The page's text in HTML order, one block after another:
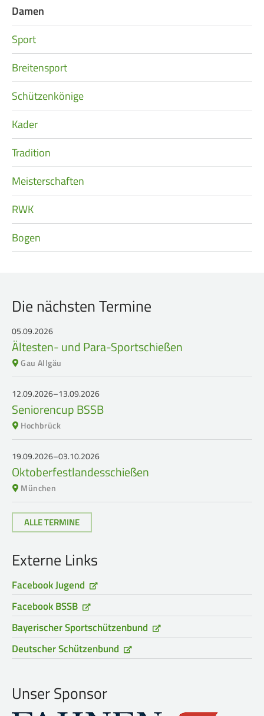
Damen
Sport
Breitensport
Schützenkönige
Kader
Tradition
Meisterschaften
RWK
Bogen
Die nächsten Termine
05.09.2026
Ältesten- und Para-Sportschießen
Gau Allgäu
12.09.2026–13.09.2026
Seniorencup BSSB
Hochbrück
19.09.2026–03.10.2026
Oktoberfestlandesschießen
München
ALLE TERMINE
Externe Links
Facebook Jugend
Facebook BSSB
Bayerischer Sportschützenbund
Deutscher Schützenbund
Unser Sponsor